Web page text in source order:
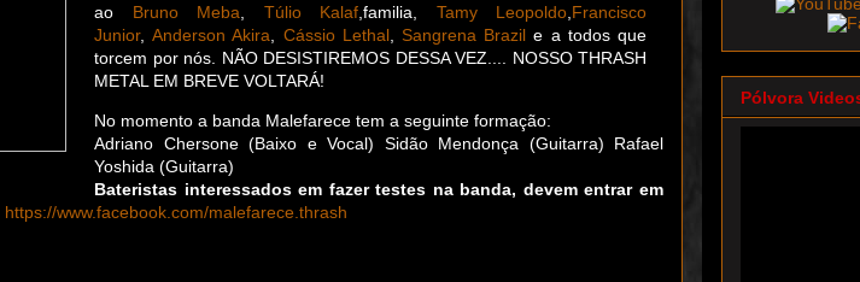
ao Bruno Meba Túlio Kalaf ,familia, Tamy Leopoldo Francisco
Junior,Anderson Akira Cássio Lethal, Sangrena Brazil e a todos que
torcem por nós. NÃO DESISTIREMOS DESSA VEZ.... NOSSO THRASH
METAL EM BREVE VOLTARÁ!
No momento a banda Malefarece tem a seguinte formação:
Adriano Chersone (Baixo e Vocal) Sidão Mendonça (Guitarra) Rafael
Yoshida (Guitarra)
Bateristas interessados em fazer testes na banda, devem entrar em
https://www.facebook.com/malefarece.thrash
Pólvora